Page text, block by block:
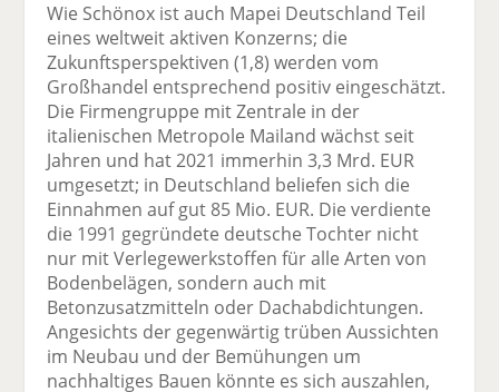
Wie Schönox ist auch Mapei Deutschland Teil
eines weltweit aktiven Konzerns; die
Zukunftsperspektiven (1,8) werden vom
Großhandel entsprechend positiv eingeschätzt.
Die Firmengruppe mit Zentrale in der
italienischen Metropole Mailand wächst seit
Jahren und hat 2021 immerhin 3,3 Mrd. EUR
umgesetzt; in Deutschland beliefen sich die
Einnahmen auf gut 85 Mio. EUR. Die verdiente
die 1991 gegründete deutsche Tochter nicht
nur mit Verlegewerkstoffen für alle Arten von
Bodenbelägen, sondern auch mit
Betonzusatzmitteln oder Dachabdichtungen.
Angesichts der gegenwärtig trüben Aussichten
im Neubau und der Bemühungen um
nachhaltiges Bauen könnte es sich auszahlen,